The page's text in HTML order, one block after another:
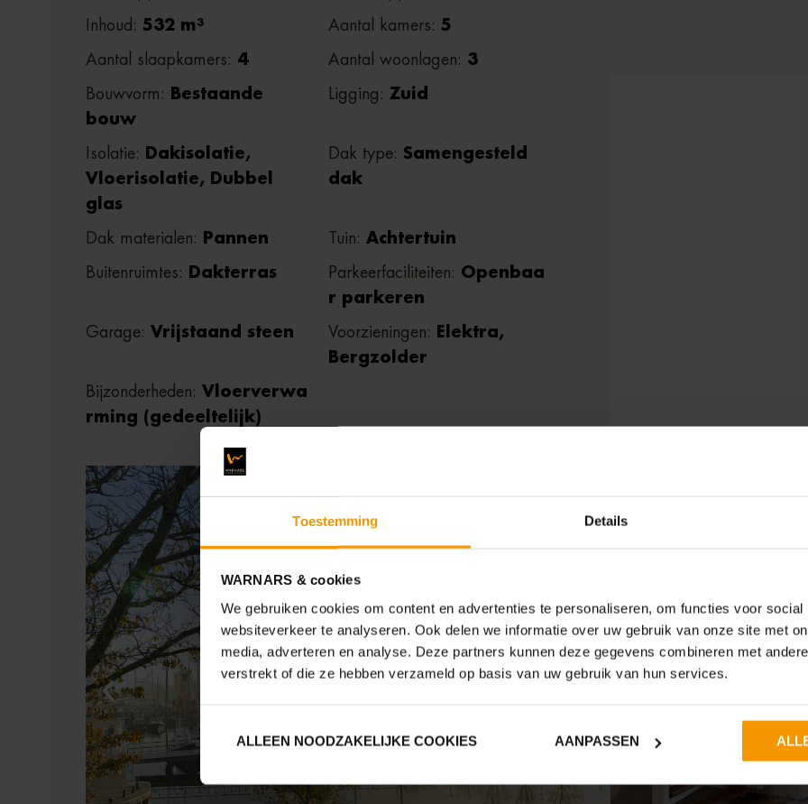
Toestemming Details
WARNARS & cookies
We gebruiken cookies om content en advertenties te personaliseren, om functies voor
websiteverkeer te analyseren. Ook delen we informatie over uw gebruik van onze site met
media, adverteren en analyse. Deze partners kunnen deze gegevens combineren met
verstrekt of die ze hebben verzameld op basis van uw gebruik van hun services.
ALLEEN NOODZAKELIJKE COOKIES AANPASSEN
Inhoud: 532 m³ Aantal kamers: 5
Aantal slaapkamers: 4 Aantal woonlagen: 3
Bouwvorm:
Bestaande
bouw
Ligging: Zuid
Isolatie:
Dakisolatie,
Vloerisolatie, Dubbel
glas
Dak type: Samengesteld
dak
Dak materialen: Pannen Tuin: Achtertuin
Buitenruimtes: Dakterras Parkeerfaciliteiten: Openbaa
r parkeren
Garage: Vrijstaand steen Voorzieningen:
Elektra,
Bergzolder
Bijzonderheden: Vloerverwa
rming (gedeeltelijk)